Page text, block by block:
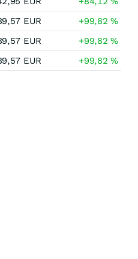
EUR +99,82%
EUR +99,82%
EUR +99,82%